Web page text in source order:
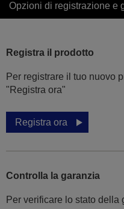
Opzioni di registrazione e
Registra il prodotto
Per registrare il tuo nuovo
"Registra ora"
Registra ora
Controlla la garanzia
Per verificare lo stato